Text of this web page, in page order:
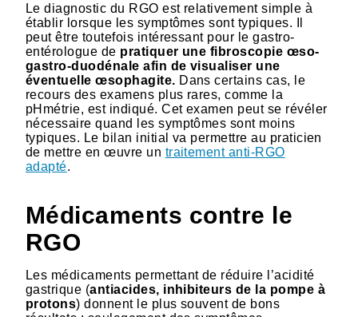
Le diagnostic du RGO est relativement simple à
établir lorsque les symptômes sont typiques. Il
peut être toutefois intéressant pour le gastro-
entérologue de pratiquer une fibroscopie œso-
gastro-duodénale afin de visualiser une
éventuelle œsophagite. Dans certains cas, le
recours des examens plus rares, comme la
pHmétrie, est indiqué. Cet examen peut se révéler
nécessaire quand les symptômes sont moins
typiques. Le bilan initial va permettre au praticien
de mettre en œuvre un traitement anti-RGO
adapté.
Médicaments contre le
RGO
Les médicaments permettant de réduire l’acidité
gastrique (antiacides, inhibiteurs de la pompe à
protons) donnent le plus souvent de bons